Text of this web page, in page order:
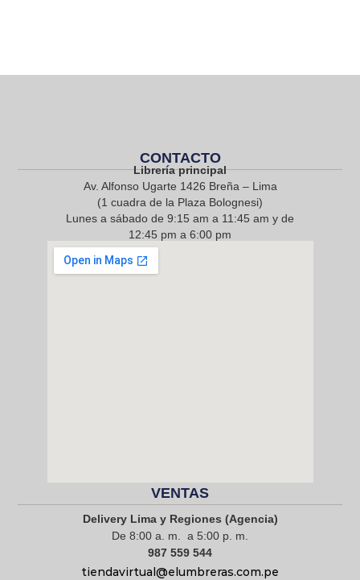
CONTACTO
Librería principal
Av. Alfonso Ugarte 1426 Breña – Lima
(1 cuadra de la Plaza Bolognesi)
Lunes a sábado de 9:15 am a 11:45 am y de
12:45 pm a 6:00 pm
968 217 912
VENTAS
Delivery Lima y Regiones (Agencia)
De 8:00 a. m. a 5:00 p. m.
987 559 544
tiendavirtual@elumbreras.com.pe